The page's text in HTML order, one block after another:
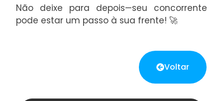
Não deixe para depois—seu concorrente
pode estar um passo à sua frente! 🚀
Voltar